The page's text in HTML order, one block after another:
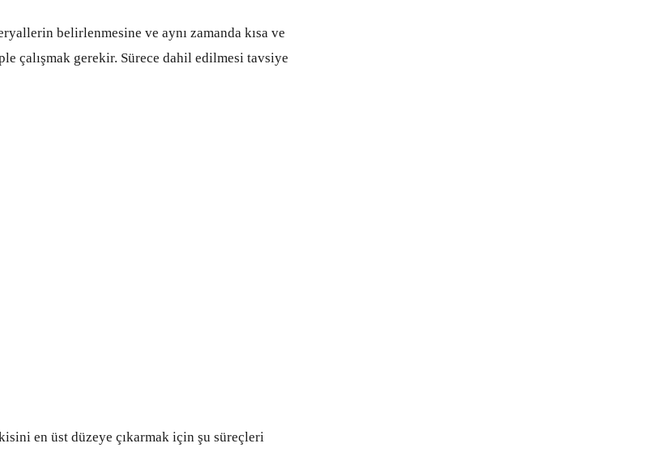
belirlenmesine ve aynı zamanda kısa ve
çalışmak gerekir. Sürece dahil edilmesi tavsiye
en üst düzeye çıkarmak için şu süreçleri